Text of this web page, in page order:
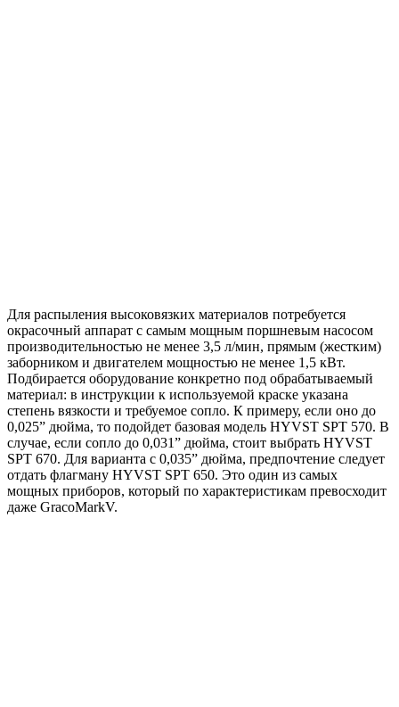
Для распыления высоковязких материалов потребуется
окрасочный аппарат с самым мощным поршневым насосом
производительностью не менее 3,5 л/мин, прямым (жестким)
заборником и двигателем мощностью не менее 1,5 кВт.
Подбирается оборудование конкретно под обрабатываемый
материал: в инструкции к используемой краске указана
степень вязкости и требуемое сопло. К примеру, если оно до
0,025” дюйма, то подойдет базовая модель HYVST SPT 570. В
случае, если сопло до 0,031” дюйма, стоит выбрать HYVST
SPT 670. Для варианта с 0,035” дюйма, предпочтение следует
отдать флагману HYVST SPT 650. Это один из самых
мощных приборов, который по характеристикам превосходит
даже GracoMarkV.